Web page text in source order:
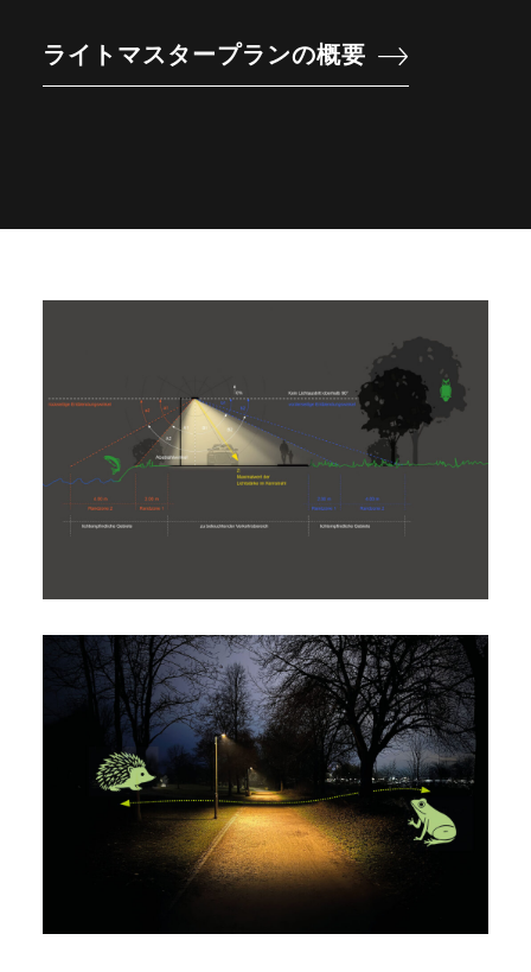
ライトマスタープランの概要